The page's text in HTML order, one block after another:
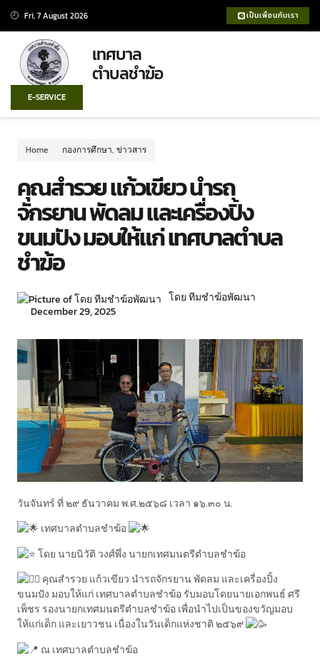
Fri, 7 August 2026 เป็นเพื่อนกับเรา
เทศบาล
ตำบลชำฆ้อ
E-SERVICE
Home กองการศึกษา, ข่าวสาร
คุณสำรวย แก้วเขียว นำรถ
จักรยาน พัดลม และเครื่องปิ้ง
ขนมปัง มอบให้แก่ เทศบาลตำบล
ชำฆ้อ
โดย ทีมชำฆ้อพัฒนา
December 29, 2025
วันจันทร์ ที่ ๒๙ ธันวาคม พ.ศ.๒๕๖๘ เวลา ๑๖.๓๐ น.
เทศบาลตำบลชำฆ้อ
โดย นายนิวัติ วงศ์พึ่ง นายกเทศมนตรีตำบลชำฆ้อ
คุณสำรวย แก้วเขียว นำรถจักรยาน พัดลม และเครื่องปิ้ง
ขนมปัง มอบให้แก่ เทศบาลตำบลชำฆ้อ รับมอบโดยนายเอกพนธ์ ศรี
เพ็ชร รองนายกเทศมนตรีตำบลชำฆ้อ เพื่อนำไปเป็นของขวัญมอบ
ให้แก่เด็ก และเยาวชน เนื่องในวันเด็กแห่งชาติ ๒๕๖๙
ณ เทศบาลตำบลชำฆ้อ